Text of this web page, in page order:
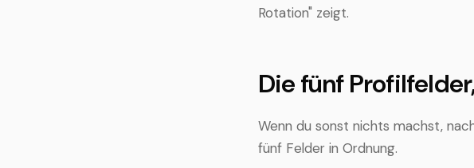
Rotation" zeigt.
Die fünf
Wenn du sonst nichts machst,
fünf Felder in Ordnung.